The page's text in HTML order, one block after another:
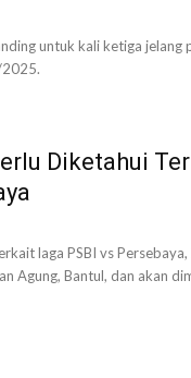
untuk kali ketiga jelang
Diketahui
laga PSBI vs Persebaya,
Agung, Bantul, dan akan